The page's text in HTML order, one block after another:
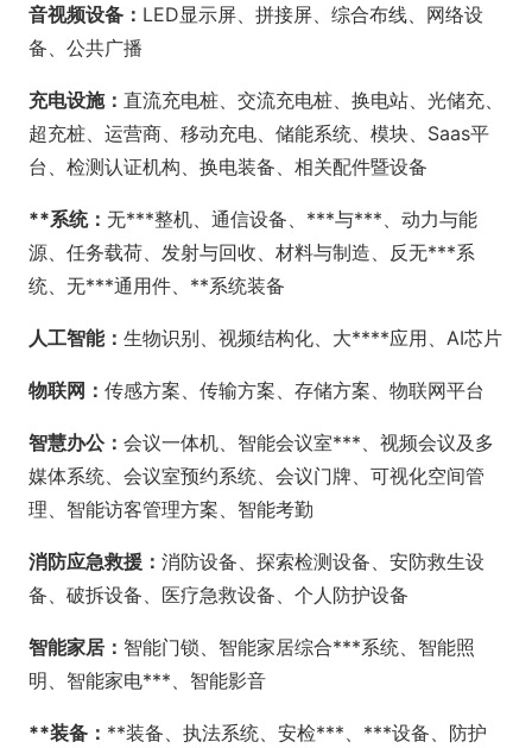
音视频设备： LED显示屏、拼接屏、综合布线、网络设
备、公共广播
充电设施： 直流充电桩、交流充电桩、换电站、光储充、
超充桩、运营商、移动充电、储能系统、模块、Saas平
台、检测认证机构、换电装备、相关配件暨设备
**系统： 无***整机、通信设备、***与***、动力与能
源、任务载荷、发射与回收、材料与制造、反无***系
统、无***通用件、**系统装备
人工智能： 生物识别、视频结构化、大****应用、AI芯片
物联网： 传感方案、传输方案、存储方案、物联网平台
智慧办公： 会议一体机、智能会议室***、视频会议及多
媒体系统、会议室预约系统、会议门牌、可视化空间管
理、智能访客管理方案、智能考勤
消防应急救援： 消防设备、探索检测设备、安防救生设
备、破拆设备、医疗急救设备、个人防护设备
智能家居： 智能门锁、智能家居综合***系统、智能照
明、智能家电***、智能影音
**装备： **装备、执法系统、安检***、***设备、防护